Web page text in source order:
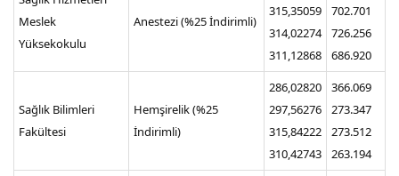
Meslek
Yüksekokulu
Anestezi (%25 İndirimli)
315,35059
314,02274
311,12868
702.701
726.256
686.920
Sağlık Bilimleri
Fakültesi
Hemşirelik (%25
İndirimli)
286,02820
297,56276
315,84222
310,42743
366.069
273.347
273.512
263.194